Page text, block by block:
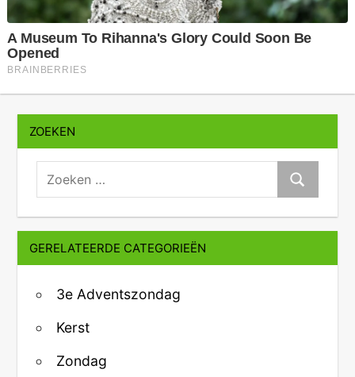
ZOEKEN
zoeken:
Zoeken
GERELATEERDE CATEGORIEËN
3e Adventszondag
Kerst
Zondag